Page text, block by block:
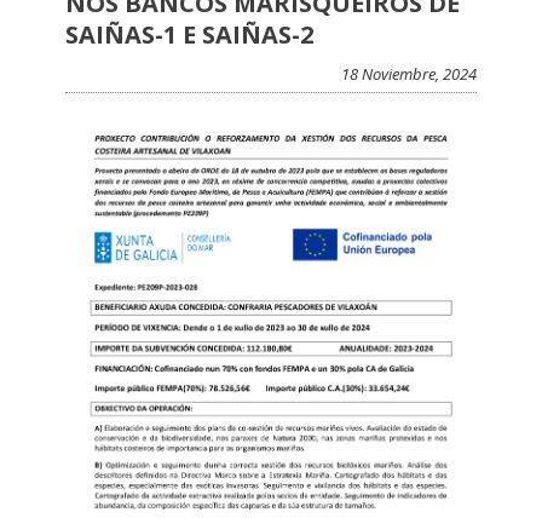
SAIÑAS-1 E SAIÑAS-2
18 Noviembre, 2024